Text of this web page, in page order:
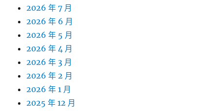
2026 年 7 月
2026 年 6 月
2026 年 5 月
2026 年 4 月
2026 年 3 月
2026 年 2 月
2026 年 1 月
2025 年 12 月